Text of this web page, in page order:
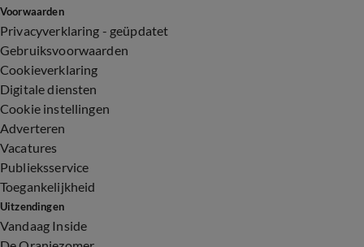
Voorwaarden
Privacyverklaring - geüpdatet
Gebruiksvoorwaarden
Cookieverklaring
Digitale diensten
Cookie instellingen
Adverteren
Vacatures
Publieksservice
Toegankelijkheid
Uitzendingen
Vandaag Inside